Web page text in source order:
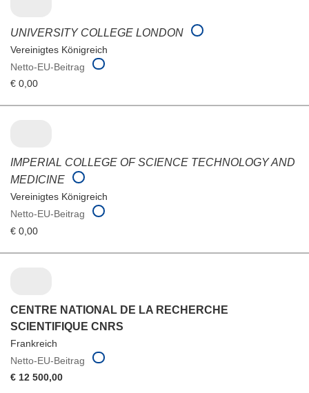
UNIVERSITY COLLEGE LONDON
Vereinigtes Königreich
Netto-EU-Beitrag
€ 0,00
IMPERIAL COLLEGE OF SCIENCE TECHNOLOGY AND
MEDICINE
Vereinigtes Königreich
Netto-EU-Beitrag
€ 0,00
CENTRE NATIONAL DE LA RECHERCHE
SCIENTIFIQUE CNRS
Frankreich
Netto-EU-Beitrag
€ 12 500,00